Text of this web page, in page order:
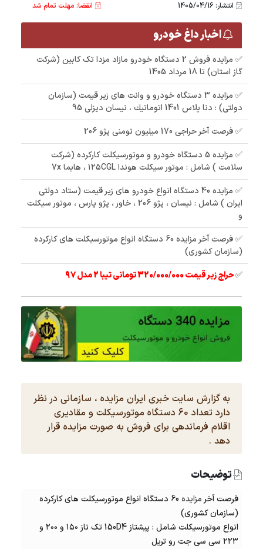
انتشار: 1405/04/16 انقضا: مهلت تمام شد
اخبار داغ خودرو
✅ مزایده فروش 2 دستگاه خودرو مازاد مزدا تک کابین (شرکت
گاز استان) تا 18 مرداد 1405
✅ مزایده 3 دستگاه خودرو و وانت های زیر قیمت (سازمان
دولتی) : دنا پلاس 1401 اتوماتيك ، نیسان دیزلی 95
✅ فرصت آخر حراجی 170 میلیون تومنی پژو 206
✅ مزایده 5 دستگاه خودرو و موتورسیکلت کارکرده (شرکت
سلامت ) شامل : موتور سیکلت هوندا ۱۲۵CGL ، هایما 7x
✅ مزایده 40 دستگاه انواع خودرو های زیر قیمت (ستاد دولتی
ایران ) شامل : نیسان ، پژو 206 ، خاور ، پژو پارس ، موتور سیکلت
و
✅ فرصت آخر مزایده 60 دستگاه انواع موتورسیکلت های کارکرده
(سازمان کشوری)
✅حراج زیر قیمت 320/000/000 تومانی تیبا 2 مدل 97
به گزارش سایت خبری ایران مزایده ، سازمانی در نظر
دارد تعداد 60 دستگاه موتورسیکلت و مقادیری
اقلام فرماندهی برای فروش به صورت مزایده قرار
دهد .
توضیحات
فرصت آخرمزایده
60 دستگاه انواع موتورسیکلت های کارکرده
(سازمان کشوری)
انواع موتورسیکلت شامل : پیشتاز 150D4 تک تاز ۱۵۰ و ۲۰۰ و
۲۲۳ سی سی جت رو تریل